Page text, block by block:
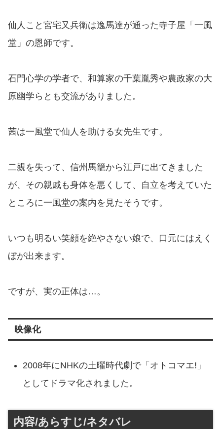
仙人こと宮宅又兵衛は逸馬達が通った寺子屋「一風
堂」の恩師です。
石門心学の学者で、和算家の千葉胤秀や農政家の大
原幽学らとも交流がありました。
茜は一風堂で仙人を助ける女先生です。
二親を失って、信州馬籠から江戸に出てきました
が、その親戚も身体を悪くして、自立を考えていた
ところに一風堂の案内を見たそうです。
いつも明るい笑顔を絶やさない娘で、口元にはえく
ぼが出来ます。
ですが、実の正体は…。
映像化
2008年にNHKの土曜時代劇で「オトコマエ!」
としてドラマ化されました。
内容/あらすじ/ネタバレ